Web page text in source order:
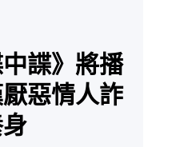
中諜》將播
惡情人詐